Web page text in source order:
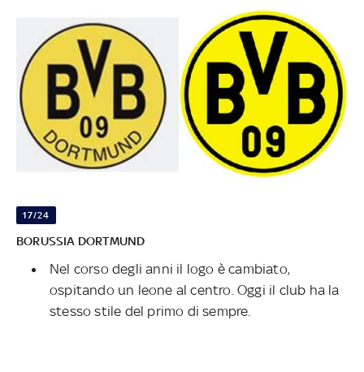
17/24
BORUSSIA DORTMUND
Nel corso degli anni il logo è cambiato,
ospitando un leone al centro. Oggi il club ha la
stesso stile del primo di sempre.